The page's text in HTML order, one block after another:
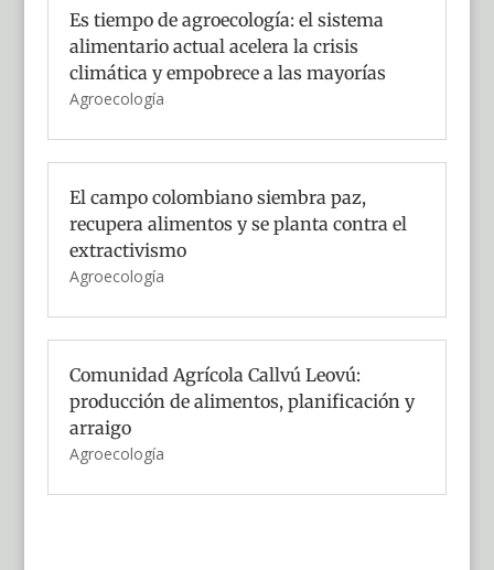
Es tiempo de agroecología: el sistema
alimentario actual acelera la crisis
climática y empobrece a las mayorías
Agroecología
El campo colombiano siembra paz,
recupera alimentos y se planta contra el
extractivismo
Agroecología
Comunidad Agrícola Callvú Leovú:
producción de alimentos, planificación y
arraigo
Agroecología